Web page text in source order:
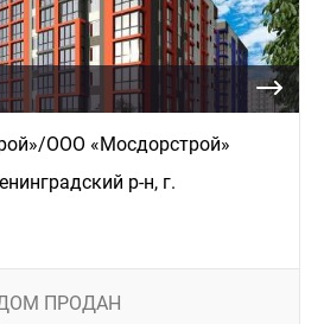
ООО «Мосдорстрой»
р-н, г.
ПРОДАН